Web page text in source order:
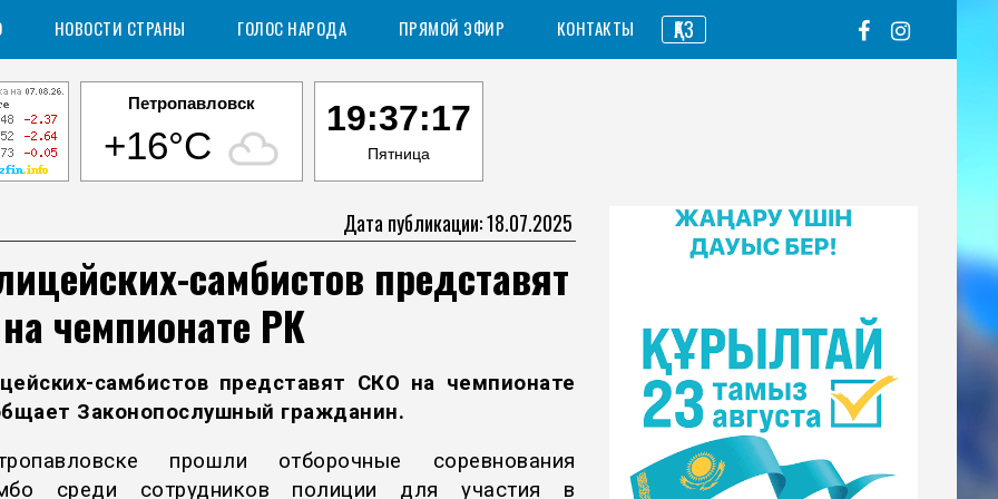
НОВОСТИ СТРАНЫ ГОЛОС НАРОДА ПРЯМОЙ ЭФИР КОНТАКТЫ ҚАЗ
Петропавловск
+16°C
19:37:18
Пятница
Дата публикации: 18.07.2025
самбистов представят
чемпионате РК
самбистов представят СКО на чемпионате
Законопослушный гражданин.
прошли отборочные соревнования
среди сотрудников полиции для участия в